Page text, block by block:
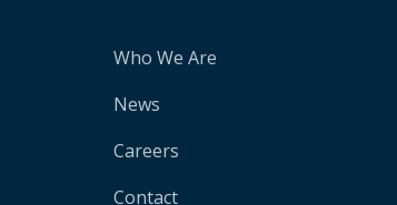
Who We Are
News
Careers
Contact